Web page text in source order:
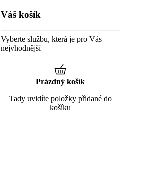
Váš košík
Vyberte službu, která je pro Vás
nejvhodnější
Prázdný košík
Tady uvidíte položky přidané do
košíku